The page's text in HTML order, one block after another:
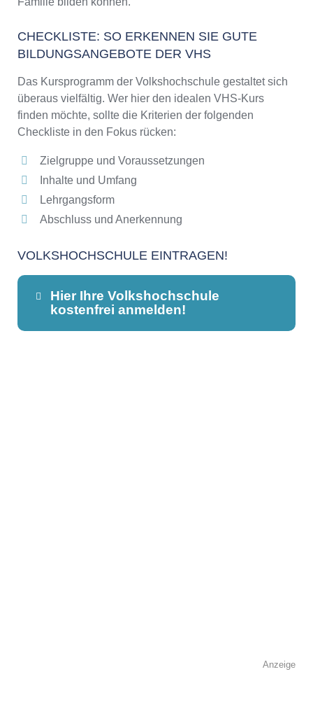
CHECKLISTE: SO ERKENNEN SIE GUTE
BILDUNGSANGEBOTE DER VHS
Das Kursprogramm der Volkshochschule gestaltet sich
überaus vielfältig. Wer hier den idealen VHS-Kurs
finden möchte, sollte die Kriterien der folgenden
Checkliste in den Fokus rücken:
Zielgruppe und Voraussetzungen
Inhalte und Umfang
Lehrgangsform
Abschluss und Anerkennung
VOLKSHOCHSCHULE EINTRAGEN!
Hier Ihre Volkshochschule
kostenfrei anmelden!
Anzeige